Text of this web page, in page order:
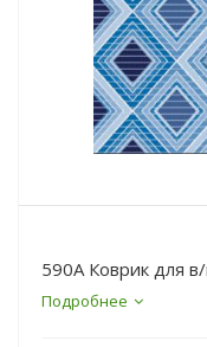
590A Коврик для
Подробнее